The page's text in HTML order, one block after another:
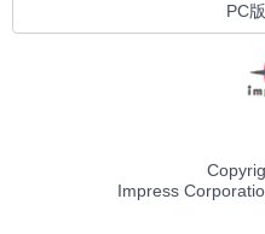
PC
Impress